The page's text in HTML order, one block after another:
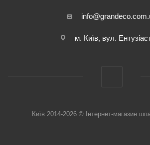
м. Київ, вул.
Київ 2014-2026 © Інтернет-магазин